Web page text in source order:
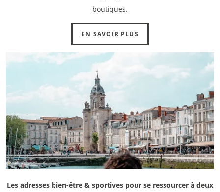
boutiques.
EN SAVOIR PLUS
Les adresses bien-être & sportives pour se ressourcer à deux